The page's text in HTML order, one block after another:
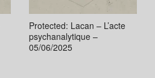
Protected: Lacan – L’acte
psychanalytique –
05/06/2025